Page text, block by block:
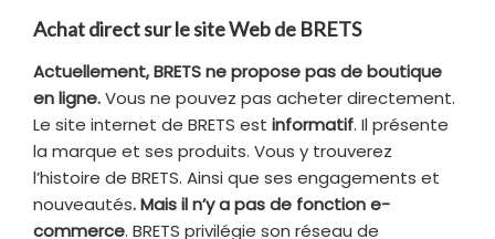
Achat direct sur le site Web de BRETS
Actuellement, BRETS ne propose pas de boutique
en ligne.Vous ne pouvez pas acheter directement.
Le site internet de BRETS est informatif. Il présente
la marque et ses produits. Vous y trouverez
l’histoire de BRETS. Ainsi que ses engagements et
nouveautés. Mais il n’y a pas de fonction e-
commerce. BRETS privilégie son réseau de